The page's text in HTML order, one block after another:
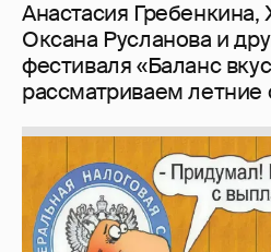
Зачем нам вообще
как работают наши
заикаемся о защите